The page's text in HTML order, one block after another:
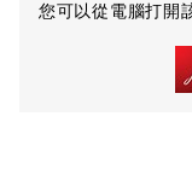
您可以從電腦打開